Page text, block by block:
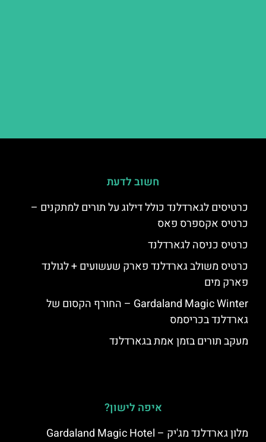
חשוב לדעת
כרטיסים לגארדלנד כולל דילוג על תורים למתקנים –
כרטיס אקספרס פאס
כרטיס כניסה לגארדלנד
כרטיס משולב גארדלנד פארק שעשועים + לגולנד
פארק מים
Gardaland Magic Winter – החורף הקסום של
גארדלנד בכריסמס
מעקב תורים בזמן אמת בגארדלנד
איפה לישון?
מלון גארדלנד מג'יק – Gardaland Magic Hotel